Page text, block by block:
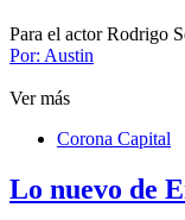
Para el actor Rodrigo
Por: Austin
Ver más
Corona Capital
Lo nuevo de